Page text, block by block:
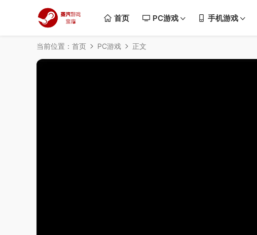
首页 PC游戏 手机游戏
当前位置： 首页 PC游戏 正文
50% 75% 100%